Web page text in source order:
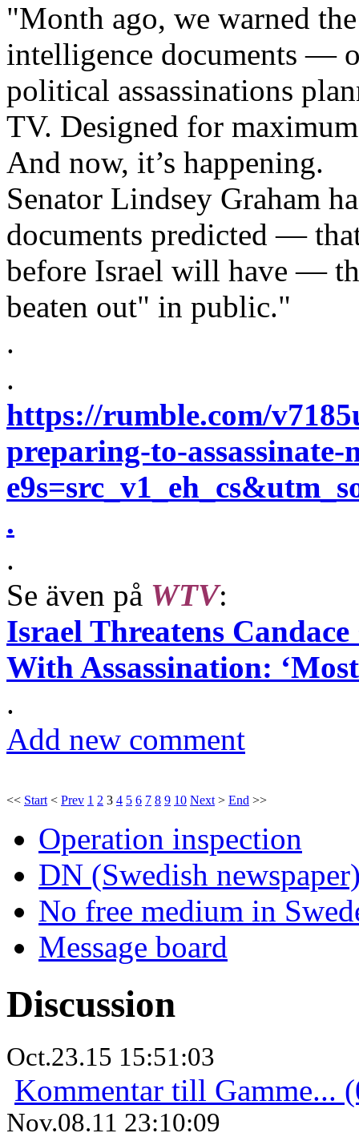
"Month ago, we warned
intelligence documents —
political assassinations
TV. Designed for
And now, it’s happening.
Senator Lindsey Graham
documents predicted —
before Israel will have —
beaten out" in public."
.
.
https://rumble.com/
preparing-to-
.
.
Se även på WTV:
Israel Threatens
With Assassination:
.
Add new comment
<< Start < Prev 1 2 3 4 5 6 7 8 9 10 Next > End >>
Operation inspection
DN (Swedish
No free medium in
Message board
Discussion
Oct.23.15 15:51:03
Kommentar till Gamme...
Nov.08.11 23:10:09